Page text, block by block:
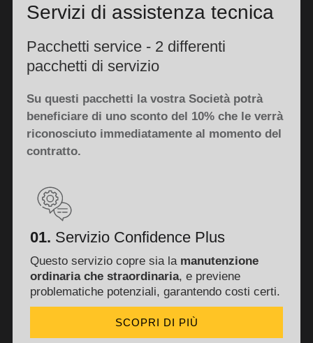
Servizi di assistenza tecnica
Pacchetti service - 2 differenti
pacchetti di servizio
Su questi pacchetti la vostra Società potrà
beneficiare di uno sconto del 10%che le verrà
riconosciuto immediatamente al momento del
contratto.
01. Servizio Confidence Plus
Questo servizio copre sia la manutenzione
ordinaria che straordinaria, e previene
problematiche potenziali, garantendo costi certi.
SCOPRI DI PIÙ